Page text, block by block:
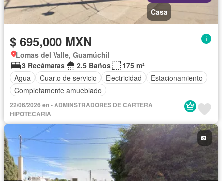
Casa
$ 695,000 MXN
Lomas del Valle, Guamúchil
3 Recámaras
2.5 Baños
175 m²
Agua
Cuarto de servicio Electricidad
Estacionamiento
Completamente amueblado
22/06/2026 en - ADMINSTRADORES DE CARTERA
HIPOTECARIA